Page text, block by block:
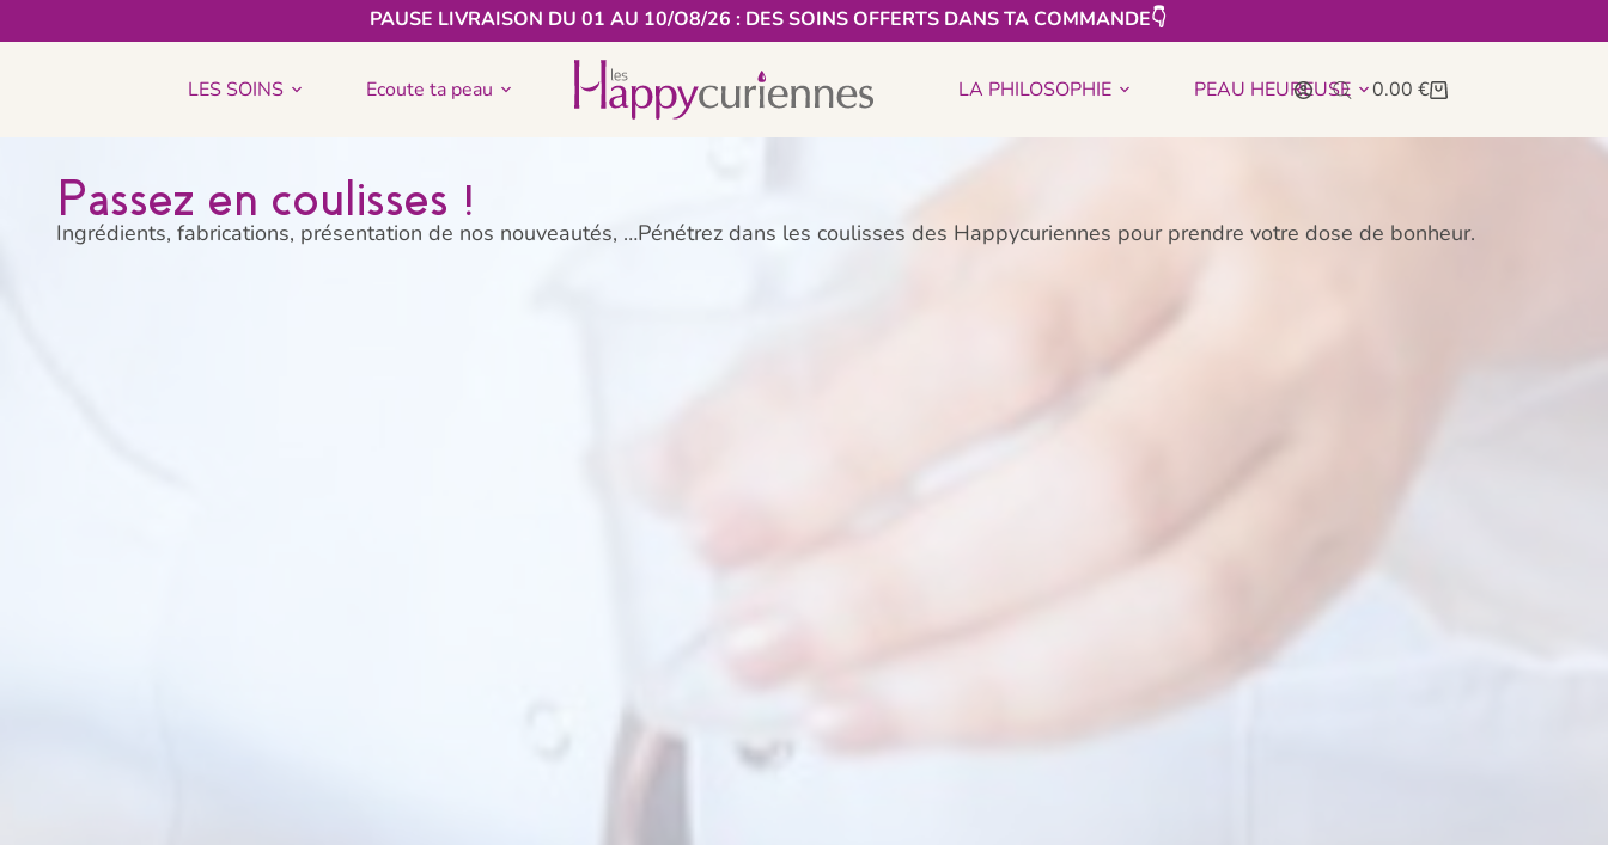
PAUSE LIVRAISON DU 01 AU 10/O8/26 : DES SOINS OFFERTS DANS TA COMMANDE👇​
LES SOINS Ecoute ta peau LA PHILOSOPHIE PEAU HEUREUSE 0.00 €
Passez en coulisses !
Ingrédients, fabrications, présentation de nos nouveautés, …Pénétrez dans les coulisses des Happycuriennes pour prendre votre dose de bonheur.